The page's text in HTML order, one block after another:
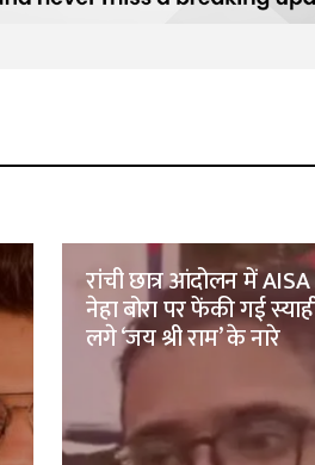
रांची छात्र आंदोलन में
नेहा बोरा पर फेंकी गई
लगे ‘जय श्री राम’ के नारे